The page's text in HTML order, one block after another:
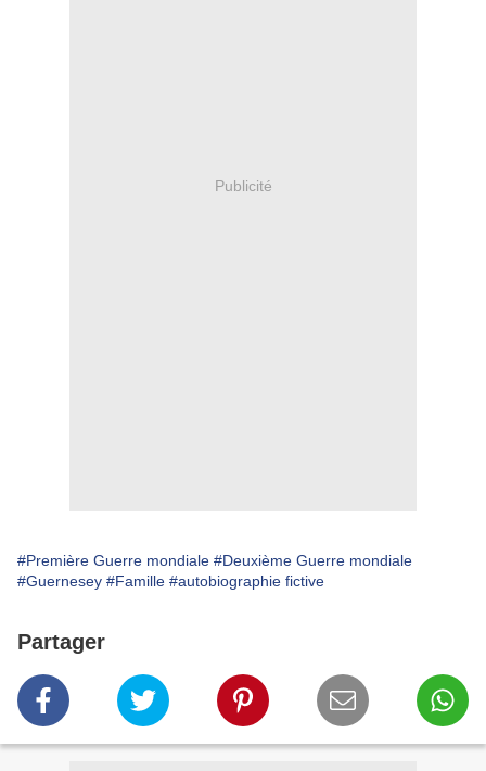
Publicité
#Première Guerre mondiale #Deuxième Guerre mondiale
#Guernesey #Famille #autobiographie fictive
Partager